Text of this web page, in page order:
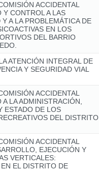
ACCIDENTAL
Y CONTROL A LAS
A LA PROBLEMÁTICA DE
EN LOS
DEL BARRIO
ATENCIÓN INTEGRAL DE
Y SEGURIDAD VIAL
ACCIDENTAL
LA ADMINISTRACIÓN,
ESTADO DE LOS
DEL DISTRITO
ACCIDENTAL
EJECUCIÓN Y
VERTICALES:
EL DISTRITO DE